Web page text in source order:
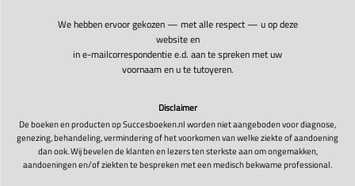
We hebben ervoor gekozen — met alle respect — u op deze
website en
in e-mailcorrespondentie e.d. aan te spreken met uw
voornaam en u te tutoyeren.
Disclaimer
De boeken en producten op Succesboeken.nl worden niet aangeboden voor diagnose,
genezing, behandeling, vermindering of het voorkomen van welke ziekte of aandoening
dan ook. Wij bevelen de klanten en lezers ten sterkste aan om ongemakken,
aandoeningen en/of ziekten te bespreken met een medisch bekwame professional.